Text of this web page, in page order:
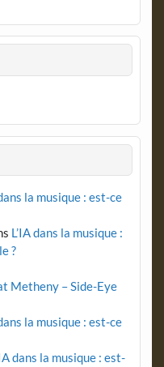
la musique : est-ce
L’IA dans la musique :
?
Metheny – Side-Eye
la musique : est-ce
dans la musique : est-